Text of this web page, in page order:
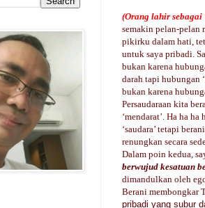
(Orang lahir
semakin pelan-pelan
pikirku dalam hati,
untuk saya pribadi.
bukan karena
darah tapi hubungan
bukan karena
Persaudaraan kita
‘mendarat’. Ha ha
‘saudara’ tetapi
renungkan secara
Dalam poin kedua,
berwujud kesatuan
dimandulkan oleh
Berani membongkar
pribadi yang subur